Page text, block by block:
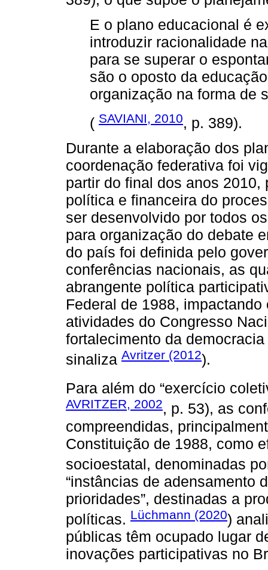
E o plano educacional é
introduzir racionalidade
para se superar o
são o oposto da
organização na forma de
( SAVIANI, 2010, p. 389).
Durante a elaboração dos
coordenação federativa foi
partir do final dos anos
política e financeira do
ser desenvolvido por todos
para organização do debate
do país foi definida pelo
conferências nacionais, as
abrangente política
Federal de 1988,
atividades do Congresso
fortalecimento da
sinaliza Avritzer (2012).
Para além do “exercício
AVRITZER, 2002, p. 53), as
compreendidas,
Constituição de 1988, como
socioestatal, denominadas
“instâncias de adensamento
prioridades”, destinadas a
políticas. Lüchmann (2020)
públicas têm ocupado lugar
inovações participativas no